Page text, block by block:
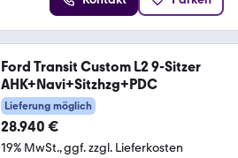
Ford Transit Custom L2 9-Sitzer
AHK+Navi+Sitzhzg+PDC
Lieferung möglich
28.940 €
19% MwSt. ggf. zzgl. Lieferkosten